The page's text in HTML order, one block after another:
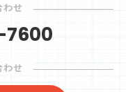
わせ
わせ